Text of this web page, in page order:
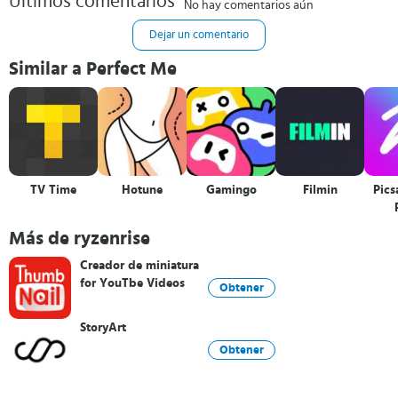
No hay comentarios aún
Dejar un comentario
Similar a Perfect Me
TV Time Hotune Gamingo Filmin
Más de ryzenrise
Creador de miniatura
for YouTbe Videos
Obtener
StoryArt
Obtener